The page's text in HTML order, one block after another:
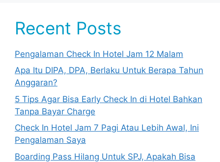
Recent Posts
Pengalaman Check In Hotel Jam 12 Malam
Apa Itu DIPA, DPA, Berlaku Untuk Berapa Tahun
Anggaran?
5 Tips Agar Bisa Early Check In di Hotel Bahkan
Tanpa Bayar Charge
Check In Hotel Jam 7 Pagi Atau Lebih Awal, Ini
Pengalaman Saya
Boarding Pass Hilang Untuk SPJ, Apakah Bisa